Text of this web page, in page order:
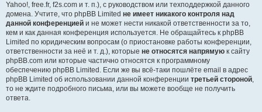
Yahoo!, free.fr, f2s.com и т. п.), с руководством или техподдержкой данного
домена. Учтите, что phpBB Limited не имеет никакого контроля над
данной конференцией и не может нести никакой ответственности за то,
кем и как данная конференция используется. Не обращайтесь к phpBB
Limited по юридическим вопросам (о приостановке работы конференции,
ответственности за неё и т. д.), которые не относятся напрямую к сайту
phpBB.com или которые частично относятся к программному
обеспечению phpBB Limited. Если же вы всё-таки пошлёте email в адрес
phpBB Limited об использовании данной конференции третьей стороной,
то не ждите подробного письма, или вы можете вообще не получить
ответа.